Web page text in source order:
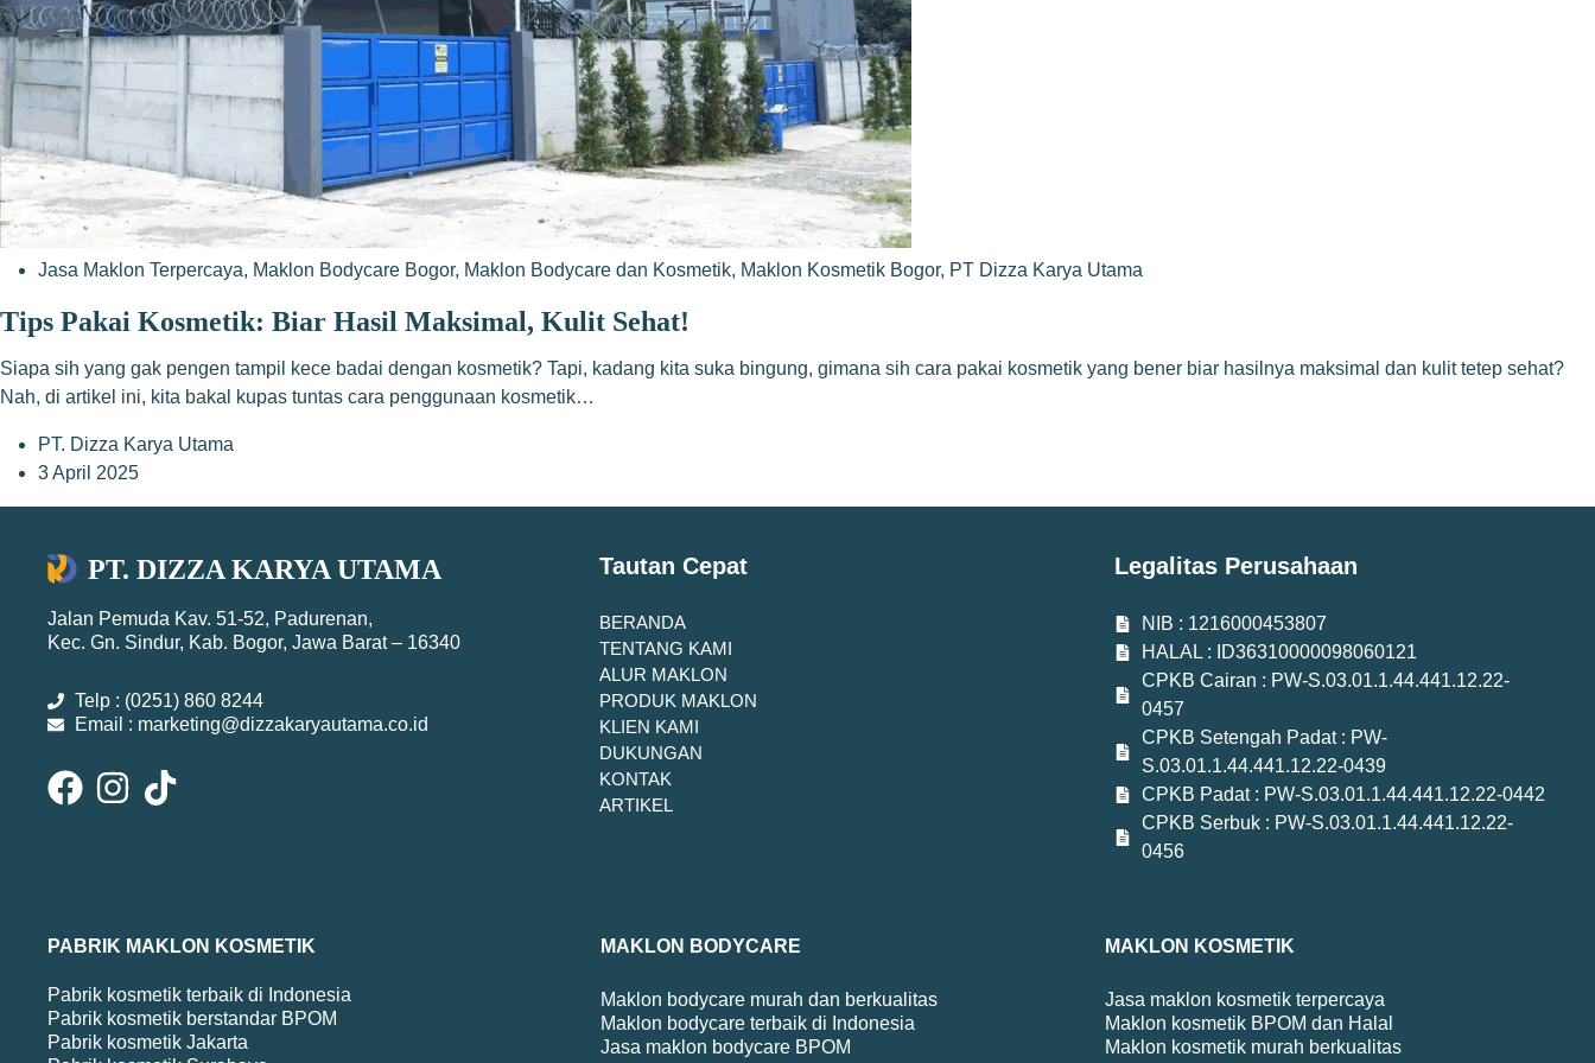
Jasa Maklon Terpercaya, Maklon Bodycare Bogor, Maklon Bodycare dan Kosmetik, Maklon Kosmetik Bogor, PT Dizza Karya Utama
Tips Pakai Kosmetik: Biar Hasil Maksimal, Kulit Sehat!
Siapa sih yang gak pengen tampil kece badai dengan kosmetik? Tapi, kadang kita suka bingung, gimana sih cara pakai kosmetik yang bener biar hasilnya maksimal dan kulit tetep sehat?
Nah, di artikel ini, kita bakal kupas tuntas cara penggunaan kosmetik…
PT. Dizza Karya Utama
3 April 2025
PT. DIZZA KARYA UTAMA
Jalan Pemuda Kav. 51-52, Padurenan,
Kec. Gn. Sindur, Kab. Bogor, Jawa Barat – 16340
Telp : (0251) 860 8244
Email : marketing@dizzakaryautama.co.id
Tautan Cepat
BERANDA
TENTANG KAMI
ALUR MAKLON
PRODUK MAKLON
KLIEN KAMI
DUKUNGAN
KONTAK
ARTIKEL
Legalitas Perusahaan
NIB : 1216000453807
HALAL : ID36310000098060121
CPKB Cairan : PW-S.03.01.1.44.441.12.22-
0457
CPKB Setengah Padat : PW-
S.03.01.1.44.441.12.22-0439
CPKB Padat : PW-S.03.01.1.44.441.12.22-0442
CPKB Serbuk : PW-S.03.01.1.44.441.12.22-
0456
PABRIK MAKLON KOSMETIK
Pabrik kosmetik terbaik di Indonesia
Pabrik kosmetik berstandar BPOM
Pabrik kosmetik Jakarta
MAKLON BODYCARE
Maklon bodycare murah dan berkualitas
Maklon bodycare terbaik di Indonesia
Jasa maklon bodycare BPOM
MAKLON KOSMETIK
Jasa maklon kosmetik terpercaya
Maklon kosmetik BPOM dan Halal
Maklon kosmetik murah berkualitas